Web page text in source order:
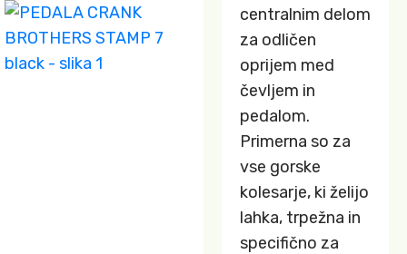
centralnim delom
za odličen
oprijem med
čevljem in
pedalom.
Primerna so za
vse gorske
kolesarje, ki želijo
lahka, trpežna in
specifično za